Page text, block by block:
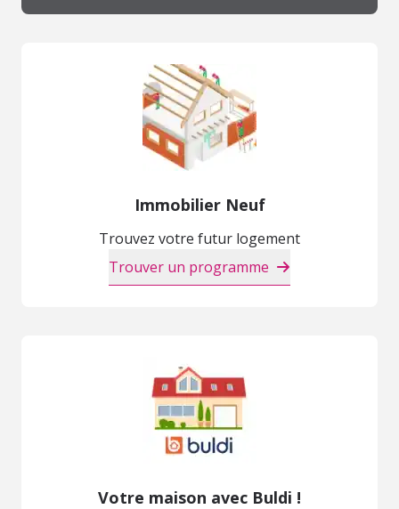
Immobilier Neuf
Trouvez votre futur logement
Trouver un programme
Votre maison avec Buldi !